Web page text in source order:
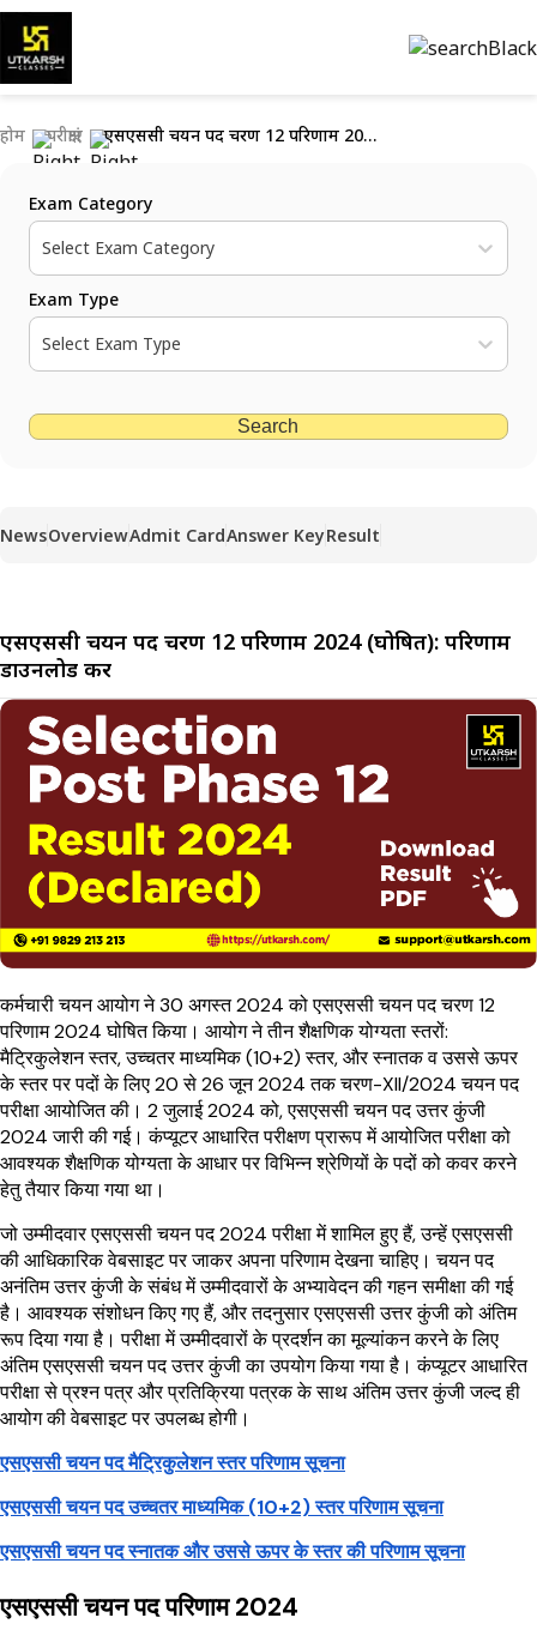
होम परीक्षाएं एसएससी चयन पद चरण 12 परिणाम 2024 (घोषित): परिणाम डाउनलोड करें
Exam Category
Select Exam Category
Exam Type
Select Exam Type
Search
NewsOverviewAdmit CardAnswer KeyResult
एसएससी चयन पद चरण 12 परिणाम 2024 (घोषित): परिणाम
डाउनलोड करें
कर्मचारी चयन आयोग ने 30 अगस्त 2024 को एसएससी चयन पद चरण 12
परिणाम 2024 घोषित किया। आयोग ने तीन शैक्षणिक योग्यता स्तरों:
मैट्रिकुलेशन स्तर, उच्चतर माध्यमिक (10+2) स्तर, और स्नातक व उससे ऊपर
के स्तर पर पदों के लिए 20 से 26 जून 2024 तक चरण-XII/2024 चयन पद
परीक्षा आयोजित की। 2 जुलाई 2024 को, एसएससी चयन पद उत्तर कुंजी
2024 जारी की गई। कंप्यूटर आधारित परीक्षण प्रारूप में आयोजित परीक्षा को
आवश्यक शैक्षणिक योग्यता के आधार पर विभिन्न श्रेणियों के पदों को कवर करने
हेतु तैयार किया गया था।
जो उम्मीदवार एसएससी चयन पद 2024 परीक्षा में शामिल हुए हैं, उन्हें एसएससी
की आधिकारिक वेबसाइट पर जाकर अपना परिणाम देखना चाहिए। चयन पद
अनंतिम उत्तर कुंजी के संबंध में उम्मीदवारों के अभ्यावेदन की गहन समीक्षा की गई
है। आवश्यक संशोधन किए गए हैं, और तदनुसार एसएससी उत्तर कुंजी को अंतिम
रूप दिया गया है। परीक्षा में उम्मीदवारों के प्रदर्शन का मूल्यांकन करने के लिए
अंतिम एसएससी चयन पद उत्तर कुंजी का उपयोग किया गया है। कंप्यूटर आधारित
परीक्षा से प्रश्न पत्र और प्रतिक्रिया पत्रक के साथ अंतिम उत्तर कुंजी जल्द ही
आयोग की वेबसाइट पर उपलब्ध होगी।
एसएससी चयन पद मैट्रिकुलेशन स्तर परिणाम सूचना
एसएससी चयन पद उच्चतर माध्यमिक (10+2) स्तर परिणाम सूचना
एसएससी चयन पद स्नातक और उससे ऊपर के स्तर की परिणाम सूचना
एसएससी चयन पद परिणाम 2024